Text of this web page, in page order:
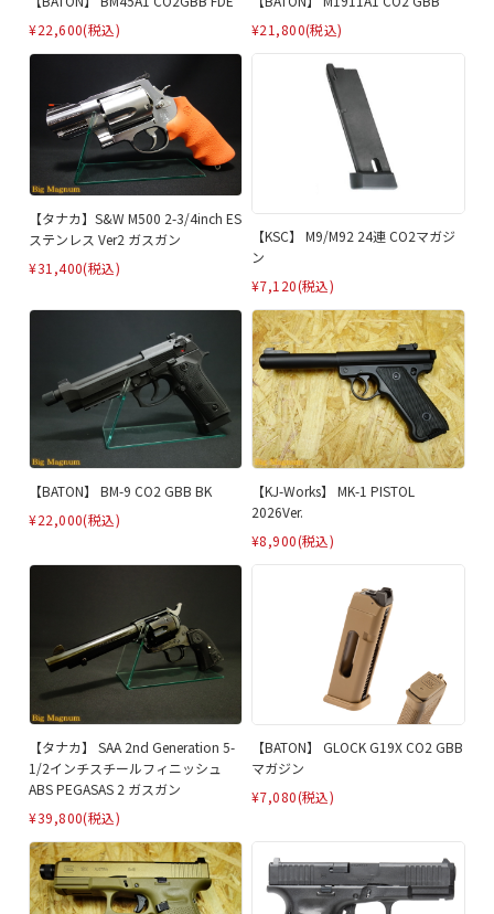
¥22,600(税込)
¥21,800(税込)
【タナカ】S&W M500 2-3/4inch ES
ステンレス Ver2 ガスガン
¥31,400(税込)
【KSC】 M9/M92 24連 CO2マガジ
ン
¥7,120(税込)
【BATON】 BM-9 CO2 GBB BK
¥22,000(税込)
【KJ-Works】 MK-1 PISTOL
2026Ver.
¥8,900(税込)
【タナカ】 SAA 2nd Generation 5-
1/2インチスチールフィニッシュ
ABS PEGASAS 2 ガスガン
¥39,800(税込)
【BATON】 GLOCK G19X CO2 GBB
マガジン
¥7,080(税込)